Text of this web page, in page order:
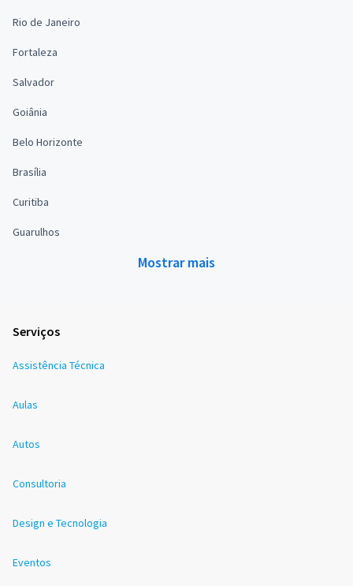
Rio de Janeiro
Fortaleza
Salvador
Goiânia
Belo Horizonte
Brasília
Curitiba
Guarulhos
Mostrar mais
Serviços
Assistência Técnica
Aulas
Autos
Consultoria
Design e Tecnologia
Eventos